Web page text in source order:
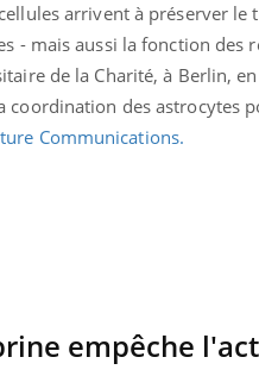
arrivent à préserver
- mais aussi la fonction des
de la Charité, à Berlin,
coordination des astrocytes
Communications.
empêche